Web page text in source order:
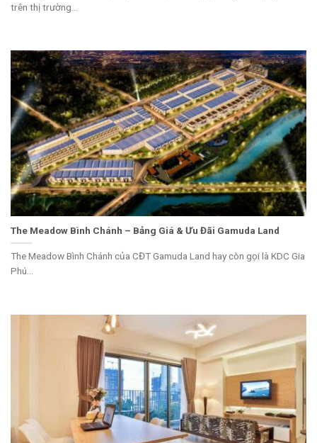
trên thị trường...
The Meadow Bình Chánh – Bảng Giá & Ưu Đãi Gamuda Land
The Meadow Bình Chánh của CĐT Gamuda Land hay còn gọi là KDC Gia
Phú...